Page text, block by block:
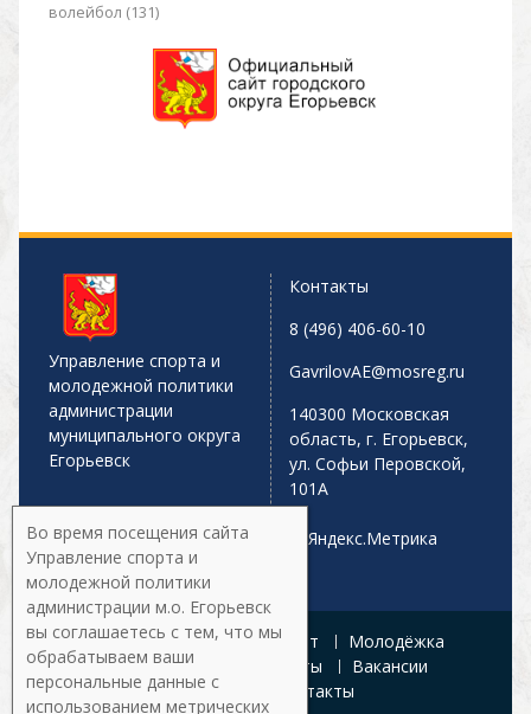
волейбол (131)
Управление спорта и
молодежной политики
администрации
муниципального округа
Егорьевск
Контакты
8 (496) 406-60-10
GavrilovAE@mosreg.ru
140300 Московская
область, г. Егорьевск,
ул. Софьи Перовской,
101А
Главная Афиша Спорт
Молодёжка
Управление
Документы
Вакансии
Галерея
Контакты
Во время посещения сайта
Управление спорта и
молодежной политики
администрации м.о. Егорьевск
вы соглашаетесь с тем, что мы
обрабатываем ваши
персональные данные с
использованием метрических